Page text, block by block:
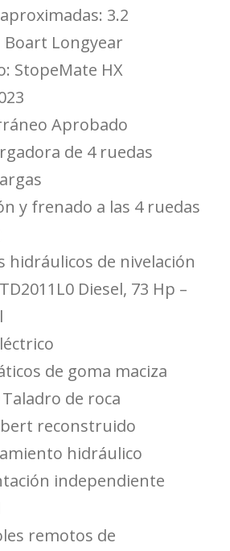
3.2
Boart Longyear
StopeMate HX
Aprobado
de 4 ruedas
y frenado a las 4 ruedas
hidráulicos de nivelación
Diesel, 73 Hp –
de goma maciza
Taladro de roca
reconstruido
hidráulico
independiente
remotos de